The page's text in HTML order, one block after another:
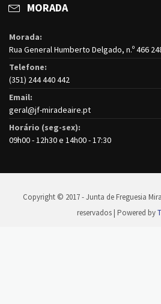
MORADA
Morada:
Rua General Humberto Delgado, n.º 466
Telefone:
(351) 244 440 442
Email:
geral@jf-miradeaire.pt
Horário (seg-sex):
09h00 - 12h30 e 14h00 - 17:30
Copyright © 2017 - Junta de Freguesia
reservados | Powered by